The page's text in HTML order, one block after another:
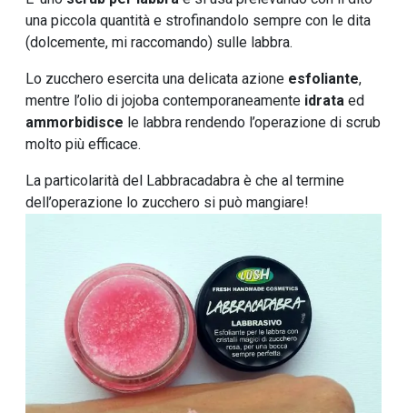
una piccola quantità e strofinandolo sempre con le dita
(dolcemente, mi raccomando) sulle labbra.
Lo zucchero esercita una delicata azione esfoliante,
mentre l’olio di jojoba contemporaneamente idrata ed
ammorbidisce le labbra rendendo l’operazione di scrub
molto più efficace.
La particolarità del Labbracadabra è che al termine
dell’operazione lo zucchero si può mangiare!